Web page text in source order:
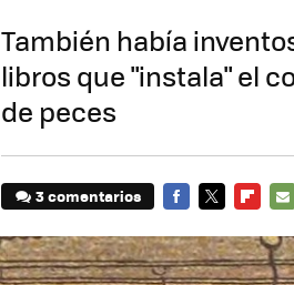
También había
libros que "instala" el
de peces
3 comentarios